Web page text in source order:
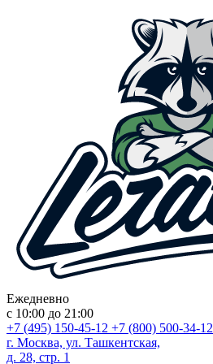
Ежедневно
с 10:00 до 21:00
+7 (495) 150-45-12 +7 (800) 500-34-12
г. Москва, ул. Ташкентская,
д. 28, стр. 1